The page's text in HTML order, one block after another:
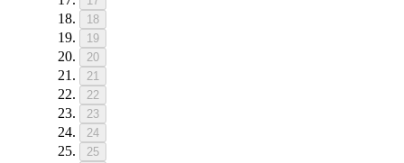
18
19
20
21
22
23
24
25